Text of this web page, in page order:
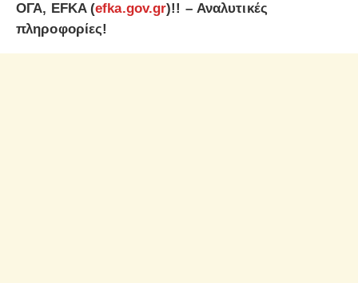
ΟΓΑ, EFKA (efka.gov.gr)!! – Αναλυτικές
πληροφορίες!